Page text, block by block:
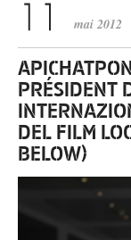
mai 2012
PRÉSIDENT
DEL FILM
BELOW)